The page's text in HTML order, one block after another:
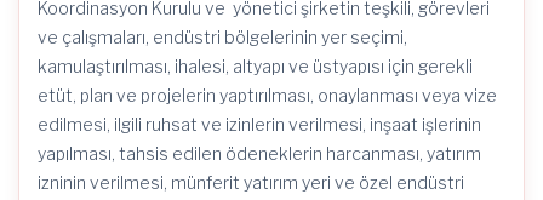
Koordinasyon Kurulu ve yönetici şirketin teşkili, görevleri
ve çalışmaları, endüstri bölgelerinin yer seçimi,
kamulaştırılması, ihalesi, altyapı ve üstyapısı için gerekli
etüt, plan ve projelerin yaptırılması, onaylanması veya vize
edilmesi, ilgili ruhsat ve izinlerin verilmesi, inşaat işlerinin
yapılması, tahsis edilen ödeneklerin harcanması, yatırım
izninin verilmesi, münferit yatırım yeri ve özel endüstri